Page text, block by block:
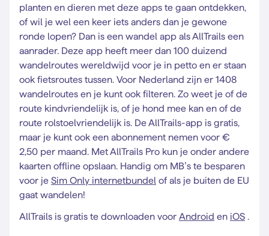
planten en dieren met deze apps te gaan ontdekken,
of wil je wel een keer iets anders dan je gewone
ronde lopen? Dan is een wandel app als AllTrails een
aanrader. Deze app heeft meer dan 100 duizend
wandelroutes wereldwijd voor je in petto en er staan
ook fietsroutes tussen. Voor Nederland zijn er 1408
wandelroutes en je kunt ook filteren. Zo weet je of de
route kindvriendelijk is, of je hond mee kan en of de
route rolstoelvriendelijk is. De AllTrails-app is gratis,
maar je kunt ook een abonnement nemen voor €
2,50 per maand. Met AllTrails Pro kun je onder andere
kaarten offline opslaan. Handig om MB’s te besparen
voor je Sim Only internetbundel of als je buiten de EU
gaat wandelen!
AllTrails is gratis te downloaden voor Android en iOS .